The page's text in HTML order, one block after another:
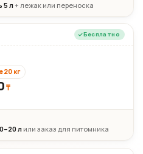
5 л+ лежак или переноска
Бесплатно
20 кг
₸
л или заказ для питомника